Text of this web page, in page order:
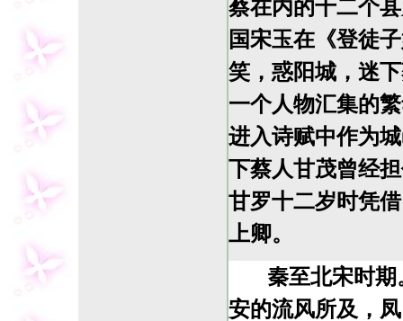
蔡在内的十二个
国宋玉在《登徒
笑，惑阳城，迷
一个人物汇集的
进入诗赋中作为
下蔡人甘茂曾经
甘罗十二岁时凭
上卿。
秦至北宋时
安的流风所及，